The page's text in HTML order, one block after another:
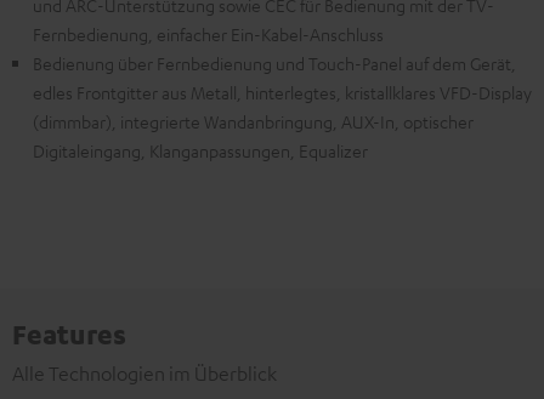
und ARC-Unterstützung sowie CEC für Bedienung mit der TV-
Fernbedienung, einfacher Ein-Kabel-Anschluss
Bedienung über Fernbedienung und Touch-Panel auf dem Gerät,
edles Frontgitter aus Metall, hinterlegtes, kristallklares VFD-Display
(dimmbar), integrierte Wandanbringung, AUX-In, optischer
Digitaleingang, Klanganpassungen, Equalizer
Features
Alle Technologien im Überblick